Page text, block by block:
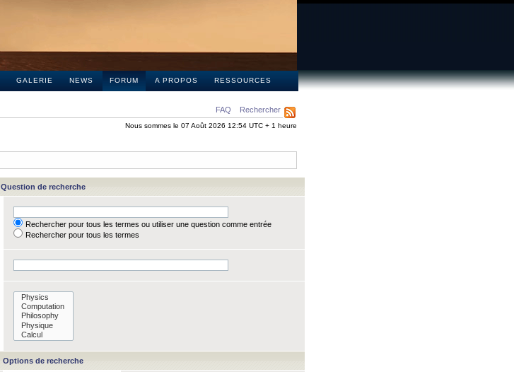
GALERIE NEWS FORUM A PROPOS RESSOURCES
FAQ Rechercher
Nous sommes le 07 Août 2026 12:54 UTC + 1 heure
Question de recherche
Rechercher pour tous les termes ou utiliser une question comme entrée
Rechercher pour tous les termes
Options de recherche